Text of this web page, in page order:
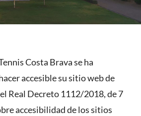
Costa Brava se ha
accesible su sitio web de
Real Decreto 1112/2018, de 7
accesibilidad de los sitios